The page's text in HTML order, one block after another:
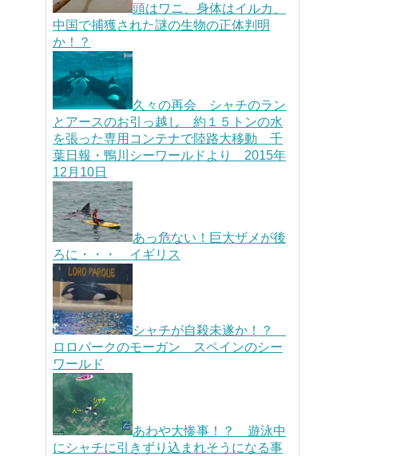
頭はワニ、身体はイルカ、
中国で捕獲された謎の生物の正体判明
か！？
久々の再会 シャチのラン
とアースのお引っ越し 約１５トンの水
を張った専用コンテナで陸路大移動 千
葉日報・鴨川シーワールドより 2015年
12月10日
あっ危ない！巨大ザメが後
ろに・・・ イギリス
シャチが自殺未遂か！？
ロロパークのモーガン スペインのシー
ワールド
あわや大惨事！？ 遊泳中
にシャチに引きずり込まれそうになる事